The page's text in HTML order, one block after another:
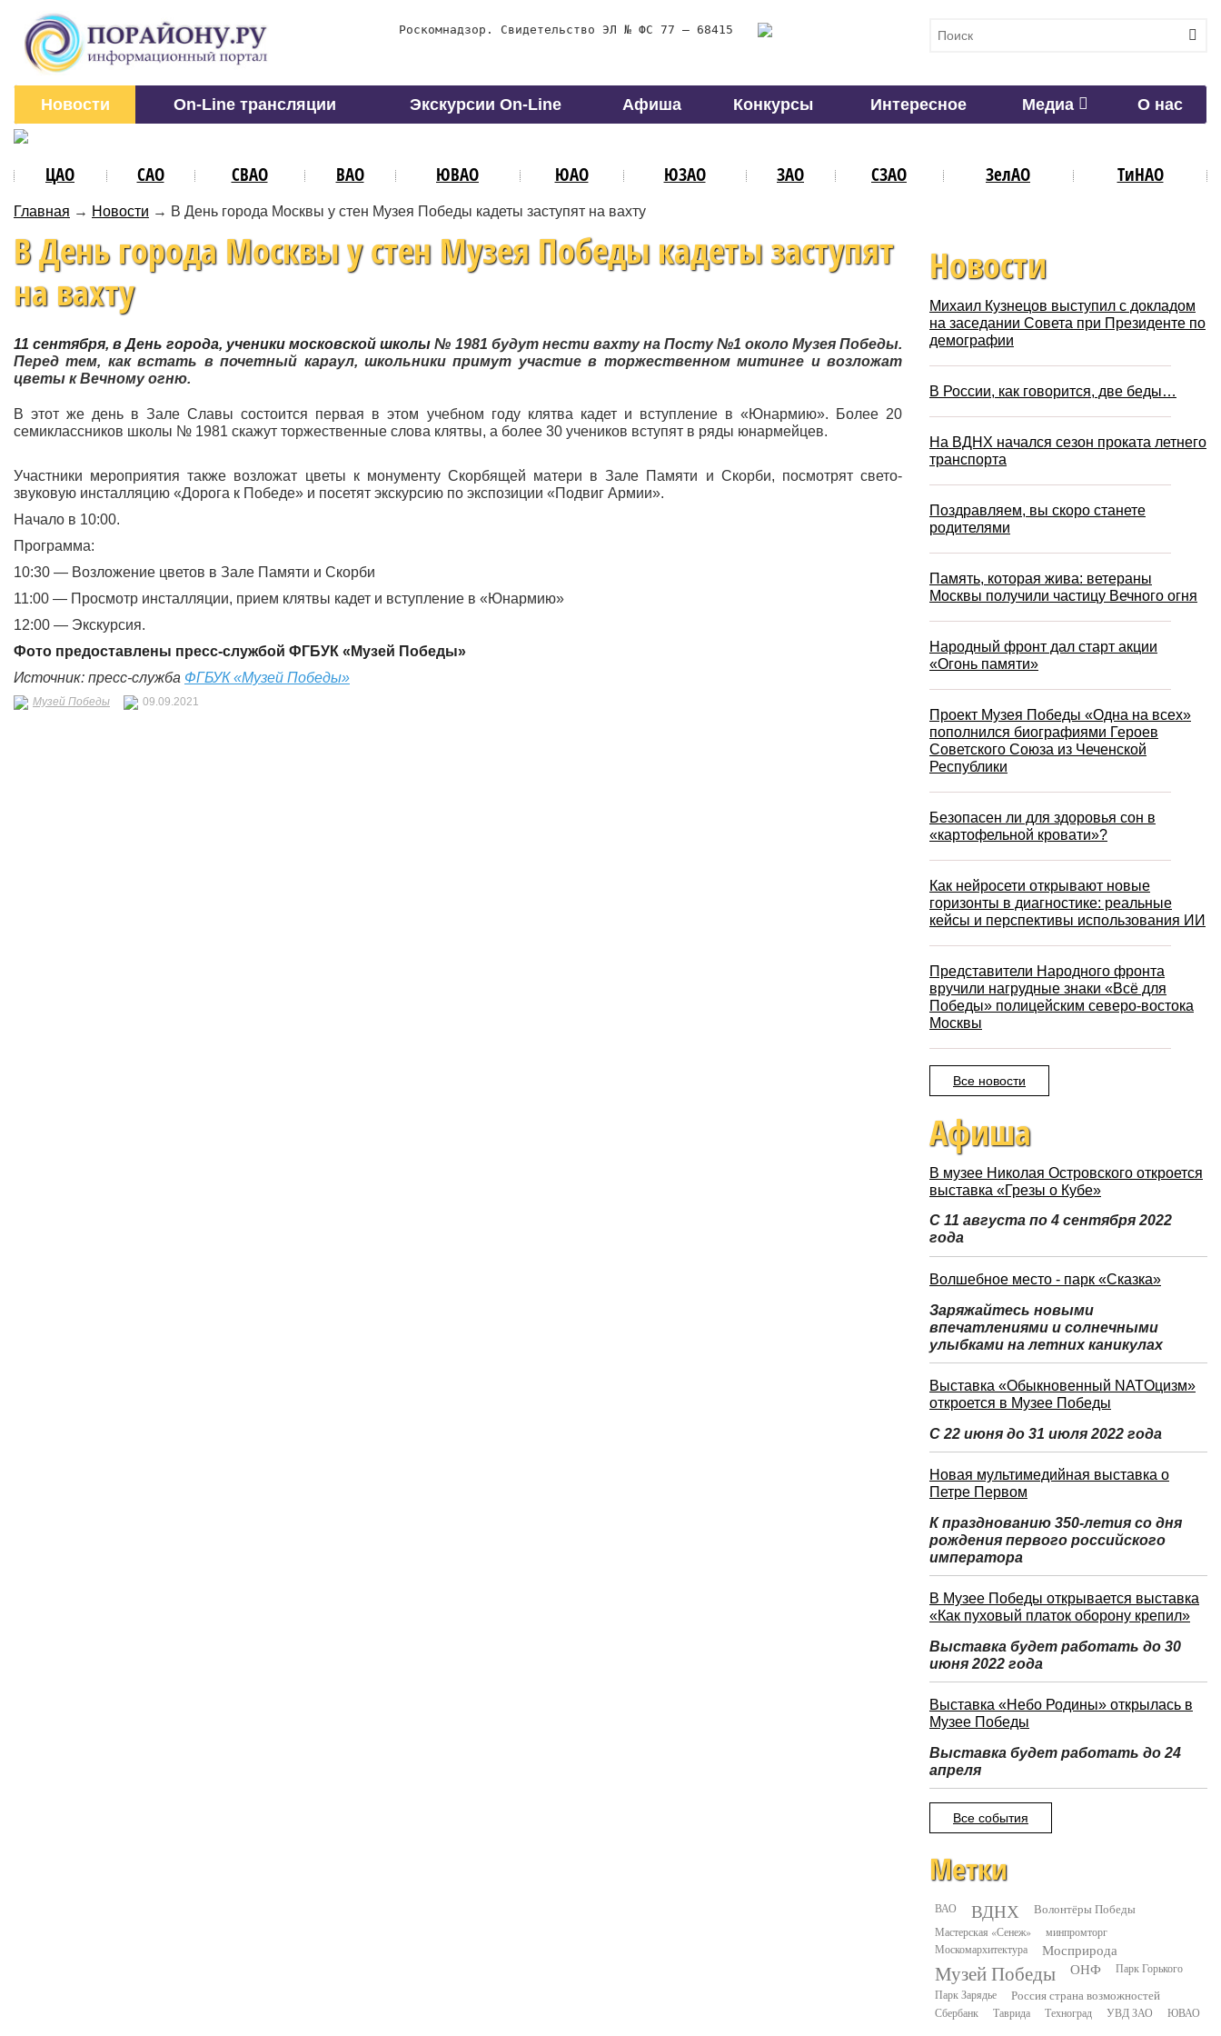
Роскомнадзор. Свидетельство ЭЛ № ФС 77 – 68415
Новости On-Line трансляции Экскурсии On-Line Афиша Конкурсы Интересное Медиа О нас
ЦАО САО СВАО ВАО ЮВАО ЮАО ЮЗАО ЗАО СЗАО ЗелАО ТиНАО
Главная → Новости → В День города Москвы у стен Музея Победы кадеты заступят на вахту
В День города Москвы у стен Музея Победы кадеты заступят
на вахту
11 сентября, в День города, ученики московской школы№ 1981 будут нести вахту на Посту №1 около Музея Победы.
Перед тем, как встать в почетный караул, школьники примут участие в торжественном митинге и возложат
цветы к Вечному огню.
В этот же день в Зале Славы состоится первая в этом учебном году клятва кадет и вступление в «Юнармию». Более 20
семиклассников школы № 1981 скажут торжественные слова клятвы, а более 30 учеников вступят в ряды юнармейцев.
Участники мероприятия также возложат цветы к монументу Скорбящей матери в Зале Памяти и Скорби, посмотрят свето-
звуковую инсталляцию «Дорога к Победе» и посетят экскурсию по экспозиции «Подвиг Армии».
Начало в 10:00.
Программа:
10:30 — Возложение цветов в Зале Памяти и Скорби
11:00 — Просмотр инсталляции, прием клятвы кадет и вступление в «Юнармию»
12:00 — Экскурсия.
Фото предоставлены пресс-службой ФГБУК «Музей Победы»
Источник: пресс-служба ФГБУК «Музей Победы»
Музей Победы 09.09.2021
Новости
Михаил Кузнецов выступил с докладом
на заседании Совета при Президенте по
демографии
В России, как говорится, две беды…
На ВДНХ начался сезон проката летнего
транспорта
Поздравляем, вы скоро станете
родителями
Память, которая жива: ветераны
Москвы получили частицу Вечного огня
Народный фронт дал старт акции
«Огонь памяти»
Проект Музея Победы «Одна на всех»
пополнился биографиями Героев
Советского Союза из Чеченской
Республики
Безопасен ли для здоровья сон в
«картофельной кровати»?
Как нейросети открывают новые
горизонты в диагностике: реальные
кейсы и перспективы использования ИИ
Представители Народного фронта
вручили нагрудные знаки «Всё для
Победы» полицейским северо-востока
Москвы
Все новости
Афиша
В музее Николая Островского откроется
выставка «Грезы о Кубе»
С 11 августа по 4 сентября 2022
года
Волшебное место - парк «Сказка»
Заряжайтесь новыми
впечатлениями и солнечными
улыбками на летних каникулах
Выставка «Обыкновенный NATOцизм»
откроется в Музее Победы
С 22 июня до 31 июля 2022 года
Новая мультимедийная выставка о
Петре Первом
К празднованию 350-летия со дня
рождения первого российского
императора
В Музее Победы открывается выставка
«Как пуховый платок оборону крепил»
Выставка будет работать до 30
июня 2022 года
Выставка «Небо Родины» открылась в
Музее Победы
Выставка будет работать до 24
апреля
Все события
Метки
ВАО ВДНХ Волонтёры Победы
Мастерская «Сенеж»
минпромторг
Москомархитектура
Мосприрода
Музей Победы ОНФ
Парк Горького
Парк Зарядье
Россия страна возможностей
Сбербанк Таврида Техноград УВД ЗАО ЮВАО